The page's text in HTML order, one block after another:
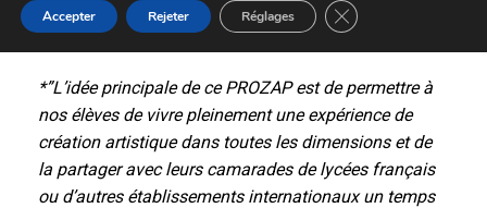
danse contemporaine de la Zone Asie pacifique
*”L’idée principale de ce PROZAP est de permettre à
nos élèves de vivre pleinement une expérience de
création artistique dans toutes les dimensions et de
la partager avec leurs camarades de lycées français
ou d’autres établissements internationaux un temps
Accepter Rejeter Réglages Close GDPR Cookie